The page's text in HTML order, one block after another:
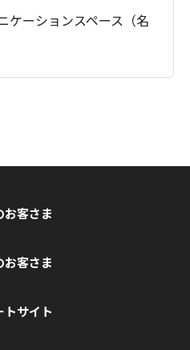
ケーションスペース（名
お客さま
お客さま
トサイト